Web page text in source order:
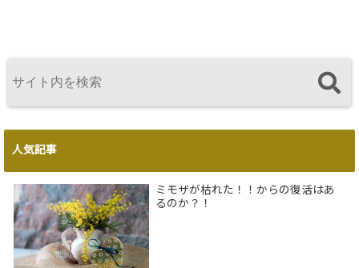
人気記事
ミモザが枯れた！！からの復活はあ
るのか？！